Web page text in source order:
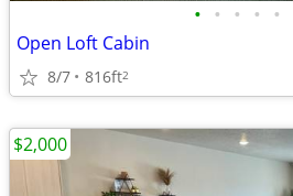
• • • • •
Open Loft Cabin
8/7 816ft2
$2,000